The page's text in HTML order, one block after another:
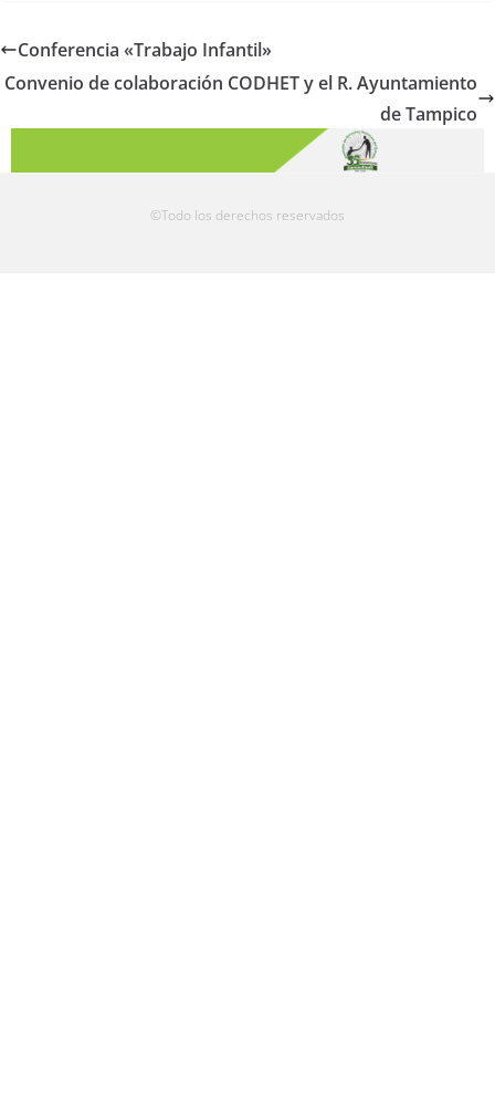
Conferencia «Trabajo Infantil»
Convenio de colaboración CODHET y el R. Ayuntamiento
de Tampico
©Todo los derechos reservados